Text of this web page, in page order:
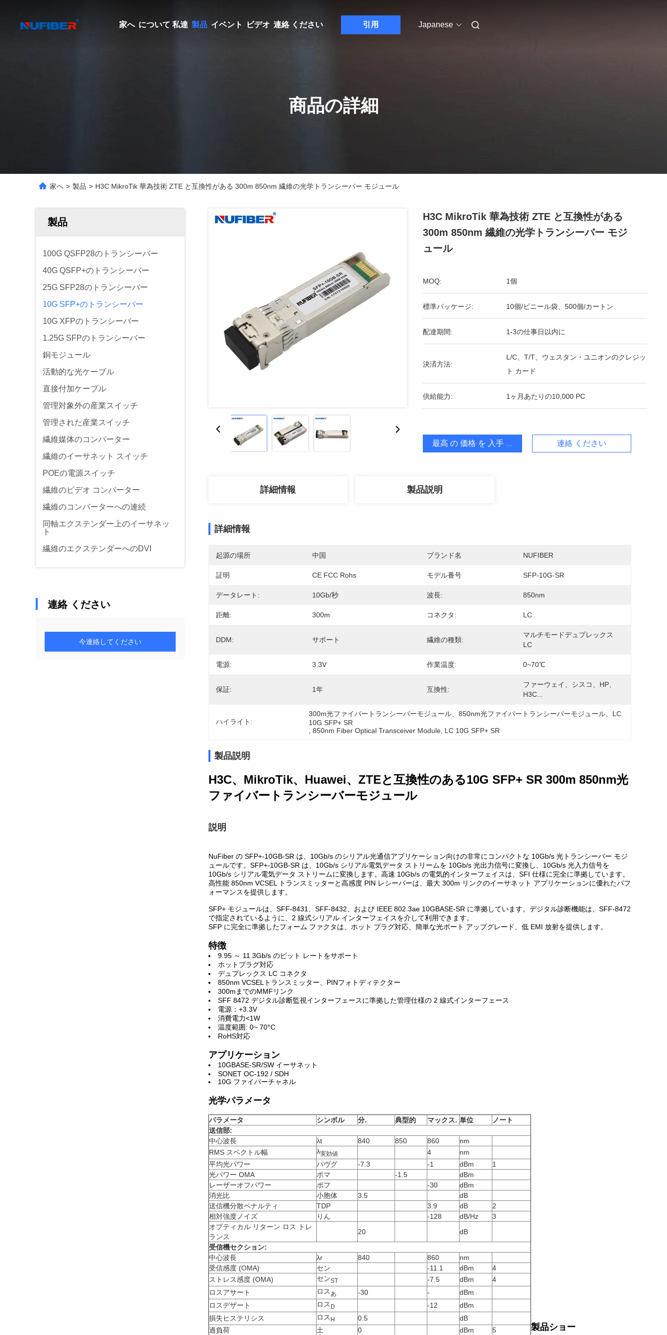
家へ について 私達 製品 イベント ビデオ 連絡 ください 引用 Japanese
商品の詳細
家へ > 製品 > H3C MikroTik 華為技術 ZTE と互換性がある 300m 850nm 繊維の光学トランシーバー モジュール
製品
100G QSFP28のトランシーバー
40G QSFP+のトランシーバー
25G SFP28のトランシーバー
10G SFP+のトランシーバー
10G XFPのトランシーバー
1.25G SFPのトランシーバー
銅モジュール
活動的な光ケーブル
直接付加ケーブル
管理対象外の産業スイッチ
管理された産業スイッチ
繊維媒体のコンバーター
繊維のイーサネット スイッチ
POEの電源スイッチ
繊維のビデオ コンバーター
繊維のコンバーターへの連続
同軸エクステンダー上のイーサネッ
ト
繊維のエクステンダーへのDVI
連絡 ください
今連絡してください
H3C MikroTik 華為技術 ZTE と互換性がある
300m 850nm 繊維の光学トランシーバー モジ
ュール
MOQ: 1個
標準パッケージ: 10個/ビニール袋、500個/カートン
配達期間: 1-3の仕事日以内に
決済方法:
L/C、T/T、ウェスタン・ユニオンのクレジッ
ト カード
供給能力: 1ヶ月あたりの10,000 PC
最高 の 価格 を 入手 する 連絡 ください
詳細情報 製品説明
詳細情報
起源の場所 中国 ブランド名 NUFIBER
証明 CE FCC Rohs モデル番号 SFP-10G-SR
データレート: 10Gb/秒 波長: 850nm
距離: 300m コネクタ: LC
DDM: サポート 繊維の種類:
マルチモードデュプレックス
LC
電源: 3.3V 作業温度: 0~70℃
保証: 1年 互換性:
ファーウェイ、シスコ、HP、
H3C...
ハイライト:
300m光ファイバートランシーバーモジュール、850nm光ファイバートランシーバーモジュール、LC
10G SFP+ SR
, 850nm Fiber Optical Transceiver Module LC 10G SFP+ SR
製品説明
H3C、MikroTik、Huawei、ZTEと互換性のある10G SFP+ SR 300m 850nm光
ファイバートランシーバーモジュール
説明
NuFiber の SFP+-10GB-SR は、10Gb/s のシリアル光通信アプリケーション向けの非常にコンパクトな 10Gb/s 光トランシーバー モジ
ュールです。SFP+-10GB-SR は、10Gb/s シリアル電気データ ストリームを 10Gb/s 光出力信号に変換し、10Gb/s 光入力信号を
10Gb/s シリアル電気データ ストリームに変換します。高速 10Gb/s の電気的インターフェイスは、SFI 仕様に完全に準拠しています。
高性能 850nm VCSEL トランスミッターと高感度 PIN レシーバーは、最大 300m リンクのイーサネット アプリケーションに優れたパフ
ォーマンスを提供します。
SFP+ モジュールは、SFF-8431、SFF-8432、および IEEE 802.3ae 10GBASE-SR に準拠しています。デジタル診断機能は、SFF-8472
で指定されているように、2 線式シリアル インターフェイスを介して利用できます。
SFP に完全に準拠したフォーム ファクタは、ホット プラグ対応、簡単な光ポート アップグレード、低 EMI 放射を提供します。
特徴
9.95 ～ 11.3Gb/s のビット レートをサポート
ホットプラグ対応
デュプレックス LC コネクタ
850nm VCSELトランスミッター、PINフォトディテクター
300mまでのMMFリンク
SFF 8472 デ​​ジタル診断監視インターフェースに準拠した管理仕様の 2 線式インターフェース
電源：+3.3V
消費電力<1W
温度範囲: 0~ 70°C
RoHS対応
アプリケーション
10GBASE-SR/SW イーサネット
SONET OC-192 / SDH
10G ファイバーチャネル
光学パラメータ
パラメータ シンボル 分. 典型的 マックス. 単位
ノート
送信部:
中心波長
λt 840 850 860
nm
RMS スペクトル幅
λ実効値 4
nm
平均光パワー
パヴグ -7.3 -1 dBm
1
光パワー OMA
ポマ -1.5
dBm
レーザーオフパワー
ポフ -30
dBm
消光比
小胞体 3.5
dB
送信機分散ペナルティ
TDP 3.9 dB
2
相対強度ノイズ
りん -128 dB/Hz
3
オプティカル リターン ロス トレ
ランス
20
dB
受信機セクション:
中心波長
λr 840 860
nm
受信感度 (OMA)
セン -11.1 dBm
4
ストレス感度 (OMA)
センST -7.5 dBm
4
ロスアサート
ロス あ -30 -
dBm
ロスデザート
ロス D -12
dBm
損失ヒステリシス
ロス H 0.5
dB
過負荷
土 0 dBm 5 製品ショー